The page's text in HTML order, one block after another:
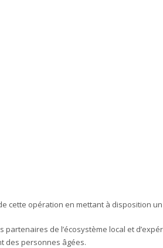
cette opération en mettant à disposition
de l’écosystème local et
des personnes âgées.